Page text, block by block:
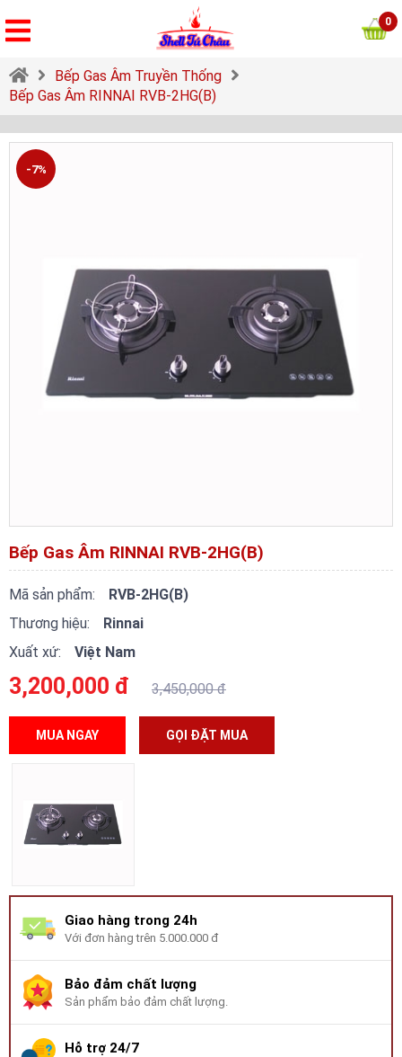
0
Bếp Gas Âm Truyền Thống
Bếp Gas Âm RINNAI RVB-2HG(B)
-7%
Bếp Gas Âm RINNAI RVB-2HG(B)
Mã sản phẩm:
RVB-2HG(B)
Thương hiệu:
Rinnai
Xuất xứ:
Việt Nam
3,200,000 đ 3,450,000 đ
MUA NGAY GỌI ĐẶT MUA
Giao hàng trong 24h
Với đơn hàng trên 5.000.000 đ
Bảo đảm chất lượng
Sản phẩm bảo đảm chất lượng.
Hỗ trợ 24/7